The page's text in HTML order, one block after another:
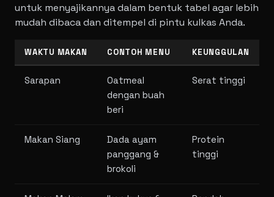
untuk menyajikannya dalam bentuk tabel agar lebih
mudah dibaca dan ditempel di pintu kulkas Anda.
WAKTU MAKAN CONTOH MENU KEUNGGULAN
Sarapan
Oatmeal
dengan buah
beri
Serat tinggi
Makan Siang
Dada ayam
panggang &
brokoli
Protein
tinggi